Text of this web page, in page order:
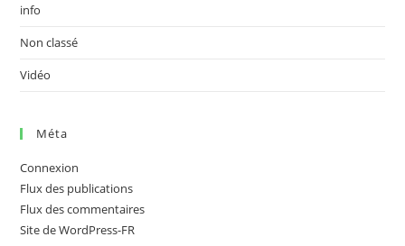
info
Non classé
Vidéo
Méta
Connexion
Flux des publications
Flux des commentaires
Site de WordPress-FR